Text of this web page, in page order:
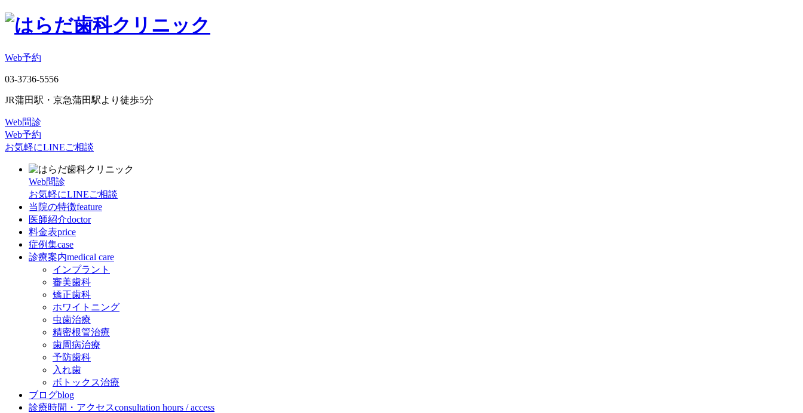
Web予約
03-3736-5556
JR蒲田駅・京急蒲田駅より徒歩5分
Web問診
Web予約
お気軽にLINEご相談
Web問診
お気軽にLINEご相談
当院の特徴feature
医師紹介doctor
料金表price
症例集case
診療案内medical care
インプラント
審美歯科
矯正歯科
ホワイトニング
虫歯治療
精密根管治療
歯周病治療
予防歯科
入れ歯
ボトックス治療
ブログblog
診療時間・アクセスconsultation hours / access